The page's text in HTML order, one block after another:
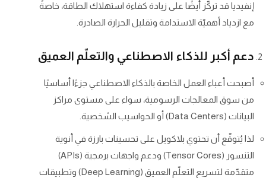
إنفيديا قد تركّز أيضًا على زيادة كفاءة استهلاك الطاقة، خاصةً
مع ازدياد أهميّة الاستدامة وتقليل الحرارة الصادرة.
دعم أكبر للذكاء الاصطناعي والتعلّم العميق
أصبحت أعباء العمل الخاصة بالذكاء الاصطناعي جزءًا أساسيًا
من سوق المعالجات الرسومية، سواء على مستوى مراكز
البيانات (Data Centers) أو الحواسيب الشخصية.
لذا يُتوقّع أن تحتوي بلاكويل على تحسينات بارزة في أنوية
التنسور (Tensor Cores) ودعم واجهات برمجية (APIs)
متقدّمة لتسريع التعلّم العميق (Deep Learning) وتطبيقات